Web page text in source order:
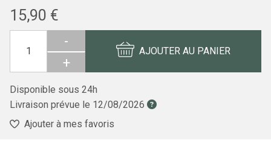
15,90 €
-
+
AJOUTER AU PANIER
Disponible sous 24h
Livraison prévue le 12/08/2026
Ajouter à mes favoris